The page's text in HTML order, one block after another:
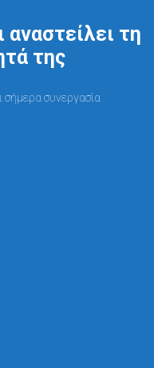
τη
της
σήμερα συνεργασία